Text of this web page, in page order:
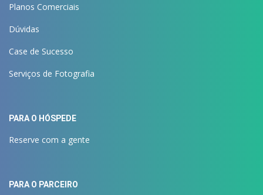
Planos Comerciais
Dúvidas
Case de Sucesso
Serviços de Fotografia
PARA O HÓSPEDE
Reserve com a gente
PARA O PARCEIRO